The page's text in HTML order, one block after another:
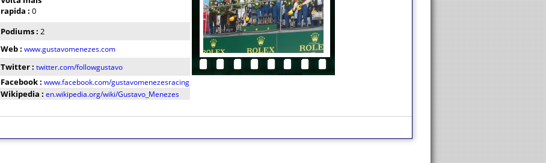
rapida : 0
Podiums : 2
Web : www.gustavomenezes.com
Twitter : twitter.com/followgustavo
Facebook : www.facebook.com/gustavomenezesracing
Wikipedia : en.wikipedia.org/wiki/Gustavo_Menezes